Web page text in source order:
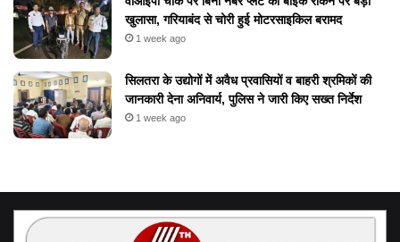
खुलासा, गरियाबंद से चोरी हुई मोटरसाइकिल बरामद
1 week ago
सिलतरा के उद्योगों में अवैध प्रवासियों व बाहरी श्रमिकों की
जानकारी देना अनिवार्य, पुलिस ने जारी किए सख्त निर्देश
1 week ago